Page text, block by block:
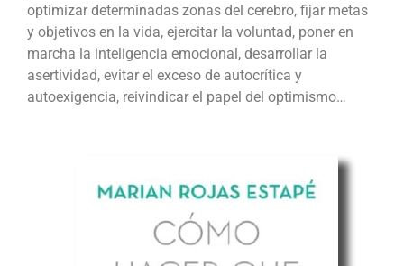
optimizar determinadas zonas del cerebro, fijar metas
y objetivos en la vida, ejercitar la voluntad, poner en
marcha la inteligencia emocional, desarrollar la
asertividad, evitar el exceso de autocrítica y
autoexigencia, reivindicar el papel del optimismo…